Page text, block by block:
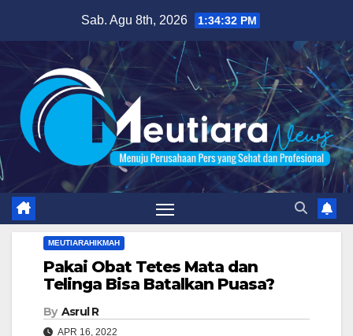
content
Sab. Agu 8th, 2026 1:34:33 PM
MEUTIARAHIKMAH
Pakai Obat Tetes Mata dan
Telinga Bisa Batalkan Puasa?
By Asrul R
APR 16, 2022